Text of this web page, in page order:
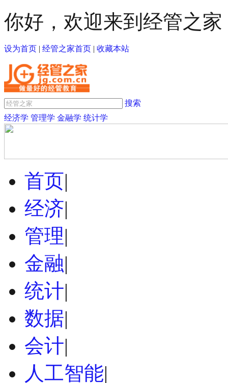
你好，欢迎来到经管之家
设为首页 | 经管之家首页 | 收藏本站
搜索
经济学 管理学 金融学 统计学
首页|
经济|
管理|
金融|
统计|
数据|
会计|
人工智能|